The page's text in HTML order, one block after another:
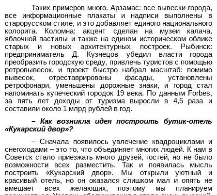
Таких примеров много. Арзамас: все вывески города,
все информационные плакаты и надписи выполнены в
старорусском стиле, и это добавляет единого национального
колорита. Коломна: акцент сделан на музеи калача,
яблочной пастилы и также на едином историческом облике
старых и новых архитектурных построек. Рыбинск:
предприниматель Д. Кузнецов убедил власти города
преобразить городскую среду, привлечь туристов с помощью
ретровывесок, и проект быстро набрал масштаб: помимо
вывесок, отреставрированы фасады, установлены
ретрофонари, уменьшены дорожные знаки, и город стал
напоминать купеческий городок 19 века. По данным Forbes,
за пять лет доходы от туризма выросли в 4,5 раза и
составили около 1 млрд рублей в год.
– Как возникла идея построить бутик-отель
«Кукарский двор»?
– Сначала появилось увлечение квадроциклами и
снегоходами – это то, что объединяет многих людей. К нам в
Советск стало приезжать много друзей, гостей, но не было
возможности всех разместить. Так и появилась мысль
построить «Кукарский двор». Мы открыли уютный и
красивый отель, но он оказался слишком мал и опять не
вмещает всех желающих, поэтому мы планируем